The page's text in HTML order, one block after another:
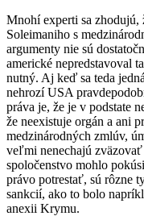
Mnohí experti sa zhodujú,
Soleimaniho s
argumenty nie sú
americké nepredstavoval
nutný. Aj keď sa teda
nehrozí USA
práva je, že je v podstate
že neexistuje orgán a ani
medzinárodných zmlúv,
veľmi nenechajú
spoločenstvo mohlo
právo potrestať, sú rôzne
sankcií, ako to bolo
anexii Krymu.